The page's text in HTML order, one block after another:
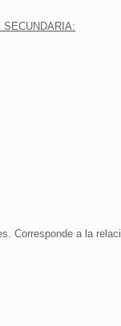
SECUNDARIA:
Corresponde a la